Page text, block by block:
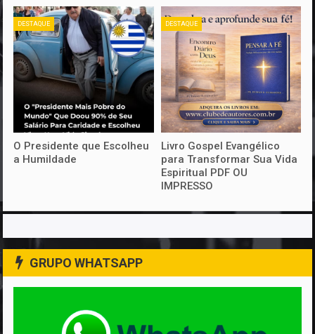
DESTAQUE
O Presidente que Escolheu
a Humildade
DESTAQUE
Livro Gospel Evangélico
para Transformar Sua Vida
Espiritual PDF OU
IMPRESSO
GRUPO WHATSAPP